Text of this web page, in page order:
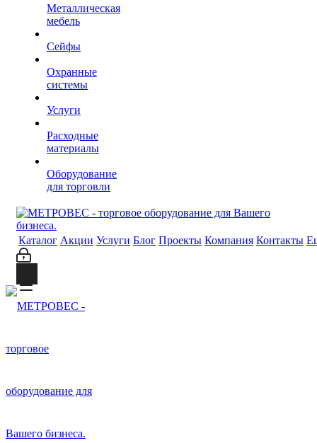
Металлическая
мебель
Сейфы
Охранные
системы
Услуги
Расходные
материалы
Оборудование
для торговли
Каталог Акции Услуги Блог Проекты Компания Контакты